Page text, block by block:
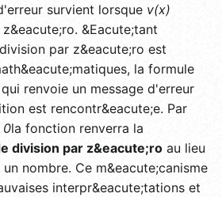
survient lorsque v(x)
&Eacute;tant
par z&eacute;ro est
la formule
renvoie un message d'erreur
est rencontr&eacute;e. Par
0la fonction renverra la
division par z&eacute;ro au lieu
nombre. Ce m&eacute;canisme
interpr&eacute;tations et